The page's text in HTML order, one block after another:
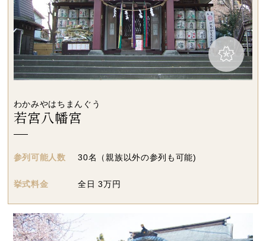
わかみやはちまんぐう
若宮八幡宮
参列可能人数 30名（親族以外の参列も可能)
挙式料金 全日 3万円